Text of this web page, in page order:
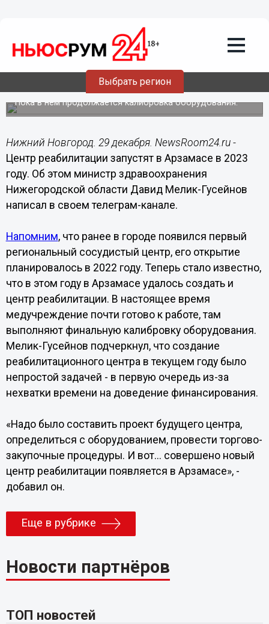
Выбрать регион
29.12.202213:01
Центр реабилитации создали в
Арзамасе к концу 2022 года
Пока в нем продолжается калибровка оборудования.
Нижний Новгород. 29 декабря. NewsRoom24.ru -
Центр реабилитации запустят в Арзамасе в 2023
году. Об этом министр здравоохранения
Нижегородской области Давид Мелик-Гусейнов
написал в своем телеграм-канале.
Напомним, что ранее в городе появился первый
региональный сосудистый центр, его открытие
планировалось в 2022 году. Теперь стало известно,
что в этом году в Арзамасе удалось создать и
центр реабилитации. В настоящее время
медучреждение почти готово к работе, там
выполняют финальную калибровку оборудования.
Мелик-Гусейнов подчеркнул, что создание
реабилитационного центра в текущем году было
непростой задачей - в первую очередь из-за
нехватки времени на доведение финансирования.
«Надо было составить проект будущего центра,
определиться с оборудованием, провести торгово-
закупочные процедуры. И вот... совершено новый
центр реабилитации появляется в Арзамасе», -
добавил он.
Еще в рубрике
Новости партнёров
ТОП новостей